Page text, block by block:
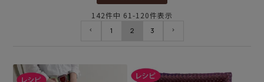
142件中 61 -120件表示
1 2 3